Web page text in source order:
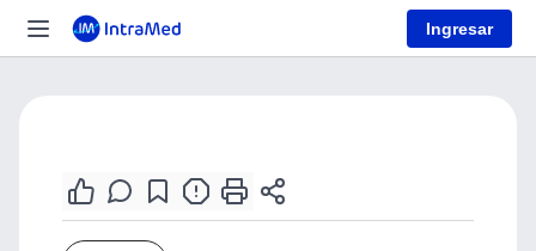
Ingresar